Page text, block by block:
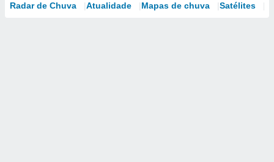
Radar de Chuva Atualidade Mapas de chuva Satélites